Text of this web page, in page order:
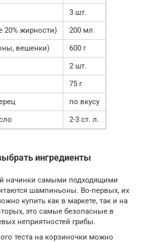
3 шт.
20% жирности)
200 мл
вешенки)
600 г
2 шт.
75 г
по вкусу
2-3 ст. л.
ингредиенты
начинки самыми подходящими
шампиньоны. Во-первых, их
купить как в маркете, так и на
это самые безопасные в
неприятностей грибы.
теста на корзиночки можно